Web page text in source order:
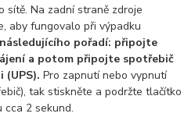
sítě. Na zadní straně zdroje
aby fungovalo při výpadku
pořadí: připojte
a potom připojte spotřebič
(UPS). Pro zapnutí nebo vypnutí
tak stiskněte a podržte tlačítko
cca 2 sekund.